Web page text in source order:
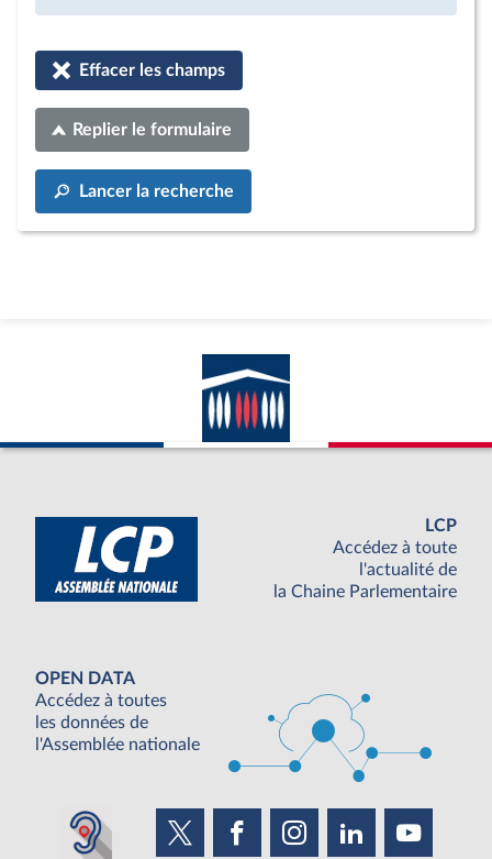
Effacer les champs
Replier le formulaire
Lancer la recherche
LCP
Accédez à toute
l'actualité de
la Chaine Parlementaire
OPEN DATA
Accédez à toutes
les données de
l'Assemblée nationale